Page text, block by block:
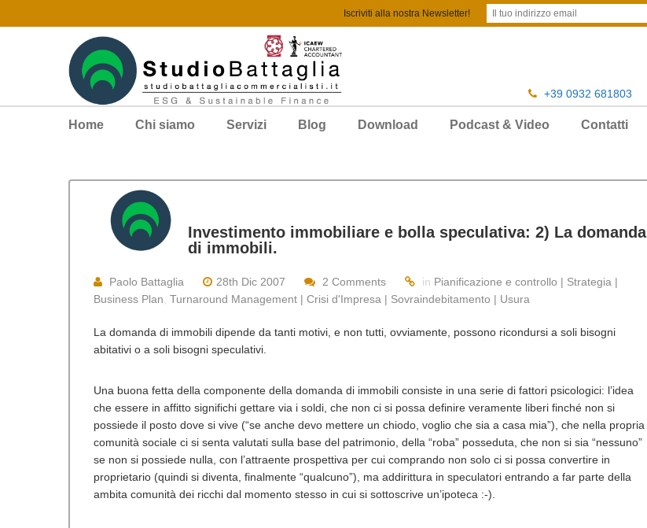
+39 0932 681803
Home Chi siamo Servizi Blog Download Podcast & Video Contatti
Investimento immobiliare e bolla speculativa: 2) La domanda
di immobili.
Paolo Battaglia 28th Dic 2007 2 Comments in Pianificazione e controllo | Strategia |
Business Plan, Turnaround Management | Crisi d'Impresa | Sovraindebitamento | Usura
La domanda di immobili dipende da tanti motivi, e non tutti, ovviamente, possono ricondursi a soli bisogni
abitativi o a soli bisogni speculativi.
Una buona fetta della componente della domanda di immobili consiste in una serie di fattori psicologici: l’idea
che essere in affitto significhi gettare via i soldi, che non ci si possa definire veramente liberi finché non si
possiede il posto dove si vive (“se anche devo mettere un chiodo, voglio che sia a casa mia”), che nella propria
comunità sociale ci si senta valutati sulla base del patrimonio, della “roba” posseduta, che non si sia “nessuno”
se non si possiede nulla, con l’attraente prospettiva per cui comprando non solo ci si possa convertire in
proprietario (quindi si diventa, finalmente “qualcuno”), ma addirittura in speculatori entrando a far parte della
ambita comunità dei ricchi dal momento stesso in cui si sottoscrive un’ipoteca :-).
Iscriviti alla nostra Newsletter!